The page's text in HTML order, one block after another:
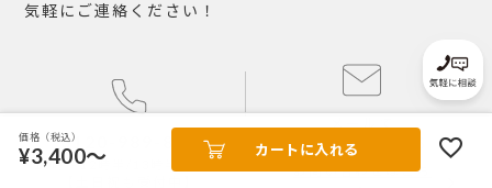
気軽にご連絡ください！
0120-989-872
10時～12時半/13時半～17時
お問い合わせする
お問い合わせはこち
価格（税込）
¥3,400～ カートに入れる